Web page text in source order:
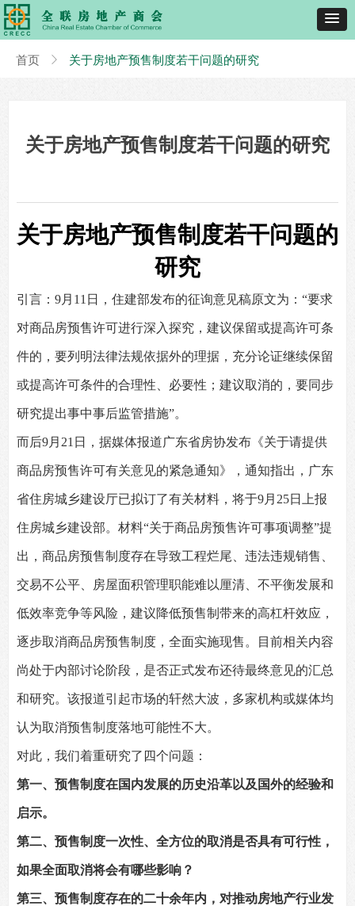
关于房地产预售制度若干问题的研究
关于房地产预售制度若干问题的
研究
引言：9月11日，住建部发布的征询意见稿原文为：“要求
对商品房预售许可进行深入探究，建议保留或提高许可条
件的，要列明法律法规依据外的理据，充分论证继续保留
或提高许可条件的合理性、必要性；建议取消的，要同步
研究提出事中事后监管措施”。
而后9月21日，据媒体报道广东省房协发布《关于请提供
商品房预售许可有关意见的紧急通知》，通知指出，广东
省住房城乡建设厅已拟订了有关材料，将于9月25日上报
住房城乡建设部。材料“关于商品房预售许可事项调整”提
出，商品房预售制度存在导致工程烂尾、违法违规销售、
交易不公平、房屋面积管理职能难以厘清、不平衡发展和
低效率竞争等风险，建议降低预售制带来的高杠杆效应，
逐步取消商品房预售制度，全面实施现售。目前相关内容
尚处于内部讨论阶段，是否正式发布还待最终意见的汇总
和研究。该报道引起市场的轩然大波，多家机构或媒体均
认为取消预售制度落地可能性不大。
对此，我们着重研究了四个问题：
第一、预售制度在国内发展的历史沿革以及国外的经验和
启示。
第二、预售制度一次性、全方位的取消是否具有可行性，
如果全面取消将会有哪些影响？
第三、预售制度存在的二十余年内，对推动房地产行业发
首页 ꁕ 关于房地产预售制度若干问题的研究